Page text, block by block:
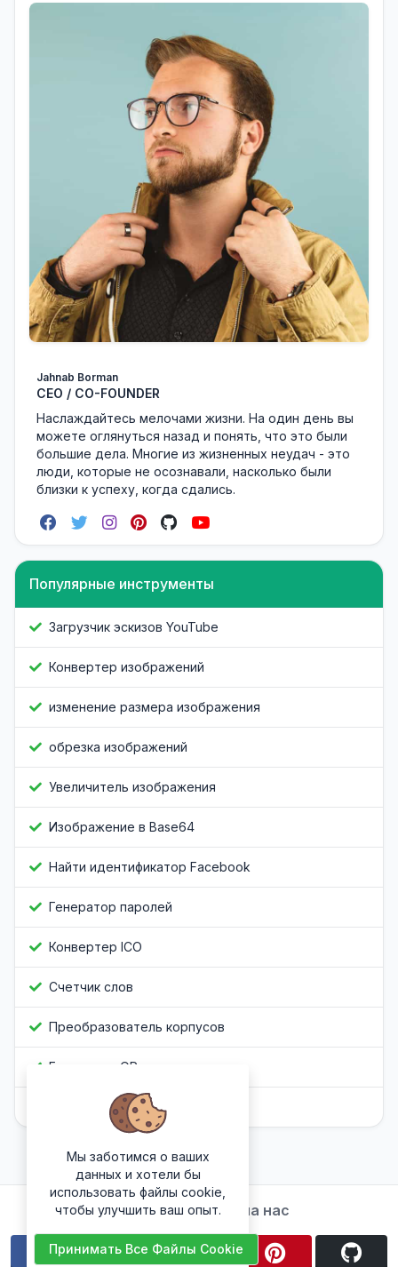
Jahnab Borman
CEO / CO-FOUNDER
Наслаждайтесь мелочами жизни. На один день вы
можете оглянуться назад и понять, что это были
большие дела. Многие из жизненных неудач - это
люди, которые не осознавали, насколько были
близки к успеху, когда сдались.
Популярные инструменты
Загрузчик эскизов YouTube
Конвертер изображений
изменение размера изображения
обрезка изображений
Увеличитель изображения
Изображение в Base64
Найти идентификатор Facebook
Генератор паролей
Конвертер ICO
Счетчик слов
Преобразователь корпусов
Генератор QR-кода
Обфускатор Javascript
Подписывайтесь на нас
Мы заботимся о ваших
данных и хотели бы
использовать файлы cookie,
чтобы улучшить ваш опыт.
Принимать Все Файлы Cookie